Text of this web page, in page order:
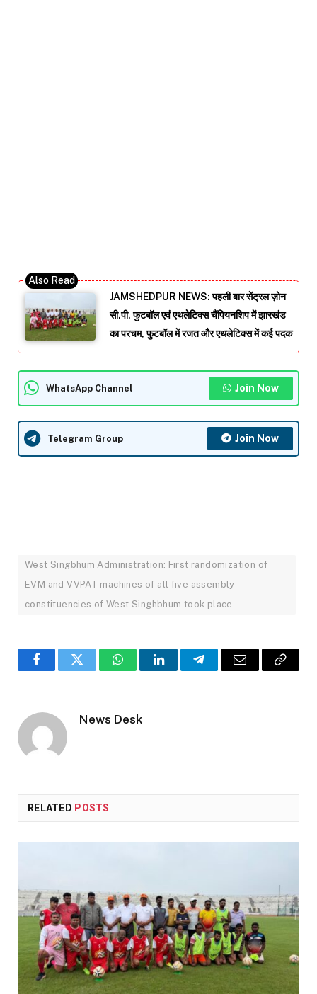
JAMSHEDPUR NEWS: पहली बार सेंट्रल ज़ोन
सी.पी. फुटबॉल एवं एथलेटिक्स चैंपियनशिप में झारखंड
का परचम, फुटबॉल में रजत और एथलेटिक्स में कई पदक
WhatsApp Channel Join Now
Telegram Group Join Now
West Singbhum Administration: First randomization of
EVM and VVPAT machines of all five assembly
constituencies of West Singhbhum took place
FacebookTwitter WhatsAppLinkedInTelegramEmail
Copy
News Desk
RELATED POSTS